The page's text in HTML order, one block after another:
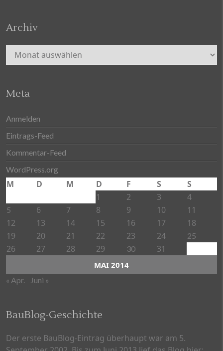
Archiv
Archiv
Meta
Anmelden
Eintrags-Feed
Kommentar-Feed
WordPress.org
MAI 2014
M D M D F S
S
1
2 3 4
5 6 7 8 9 10
11
12
13 14 15 16 17
18
19
20 21 22 23 24 25
26 27 28 29 30 31
« Apr. Juni »
BauBlog-Geschichte
Der erste BauBlog-Eintrag überhaupt war am 5.